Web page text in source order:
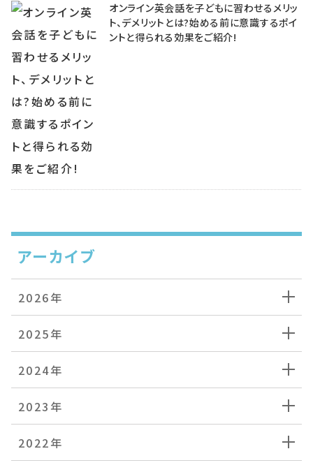
オンライン英会話を子どもに習わせるメリッ
ト、デメリットとは?始める前に意識するポイ
ントと得られる効果をご紹介!
アーカイブ
2026年
2025年
2024年
2023年
2022年